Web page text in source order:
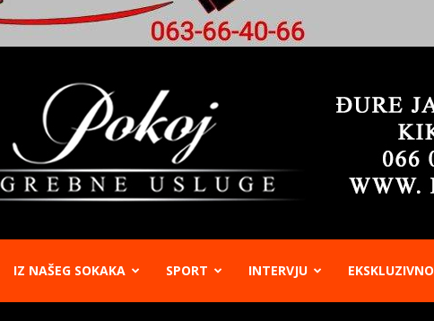
IZ NAŠEG SOKAKA SPORT INTERVJU EKSKLUZIVNO